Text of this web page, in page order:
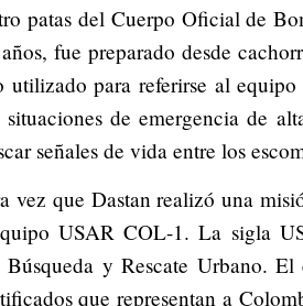
patas del Cuerpo Oficial de
fue preparado desde
para referirse al
de emergencia de
señales de vida entre los
vez que Dastan realizó una
USAR COL-1. La sigla
Búsqueda y Rescate Urbano.
que representan a